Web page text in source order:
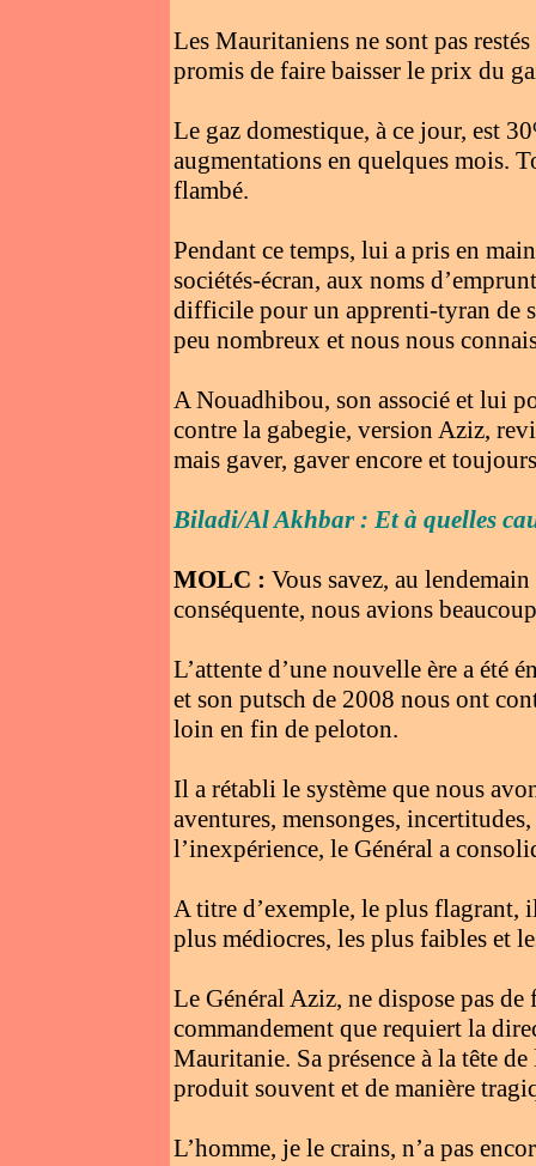
Les Mauritaniens ne sont pas
promis de faire baisser le prix du
Le gaz domestique, à ce jour, est
augmentations en quelques mois.
flambé.
Pendant ce temps, lui a pris en
sociétés-écran, aux noms
difficile pour un apprenti-tyran de
peu nombreux et nous nous
A Nouadhibou, son associé et lui
contre la gabegie, version Aziz,
mais gaver, gaver encore et
Biladi/Al Akhbar : Et à quelles
MOLC : Vous savez, au
conséquente, nous avions
L’attente d’une nouvelle ère a été
et son putsch de 2008 nous ont
loin en fin de peloton.
Il a rétabli le système que nous
aventures, mensonges,
l’inexpérience, le Général a
A titre d’exemple, le plus flagrant,
plus médiocres, les plus faibles et
Le Général Aziz, ne dispose pas
commandement que requiert la
Mauritanie. Sa présence à la tête
produit souvent et de manière
L’homme, je le crains, n’a pas